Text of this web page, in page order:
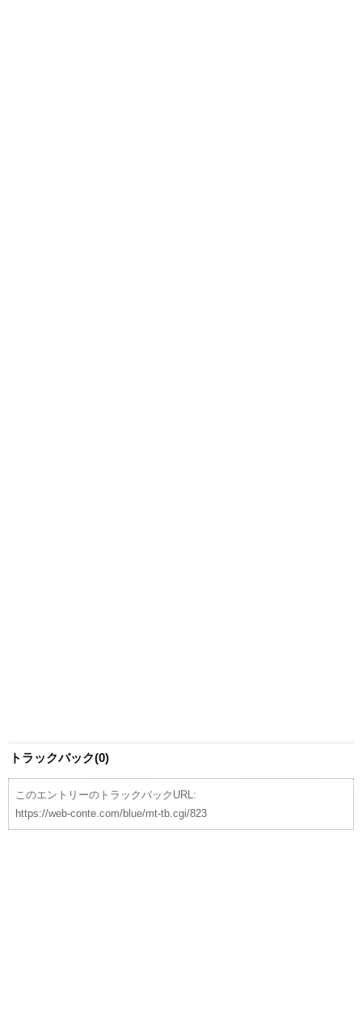
トラックバック(0)
このエントリーのトラックバックURL:
https://web-conte.com/blue/mt-tb.cgi/823